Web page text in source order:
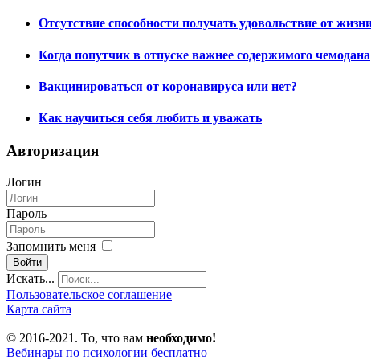
Отсутствие способности получать удовольствие от
Когда попутчик в отпуске важнее содержимого чемодана
Вакцинироваться от коронавируса или нет?
Как научиться себя любить и уважать
Авторизация
Логин
Пароль
Запомнить меня
Войти
Искать...
Пользовательское соглашение
Карта сайта
© 2016-2021. То, что вам необходимо!
Вебинары по психологии бесплатно